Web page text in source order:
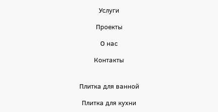
Услуги
Проекты
О нас
Контакты
Плитка для ванной
Плитка для кухни